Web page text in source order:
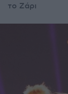
το Ζάρι